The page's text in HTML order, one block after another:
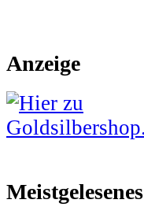
Anzeige
Meistgelesenes